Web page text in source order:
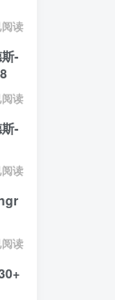
读
-
读
-
读
读